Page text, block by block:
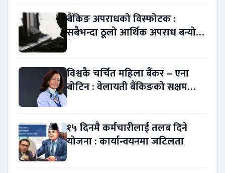
बैंकिङ अपराधको विस्फोटक :
सबैभन्दा ठूलो आर्थिक अपराध बन्यो
विश्वकै चर्चित महिला बैंकर – एना
बोटिन : वेलायती बैंकिङको सक्षम
१५ दिनमै कर्मचारीलाई तलब दिने
योजना : कार्यान्वयनमा जटिलता